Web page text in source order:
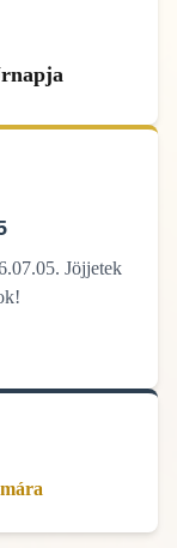
Jöjjetek